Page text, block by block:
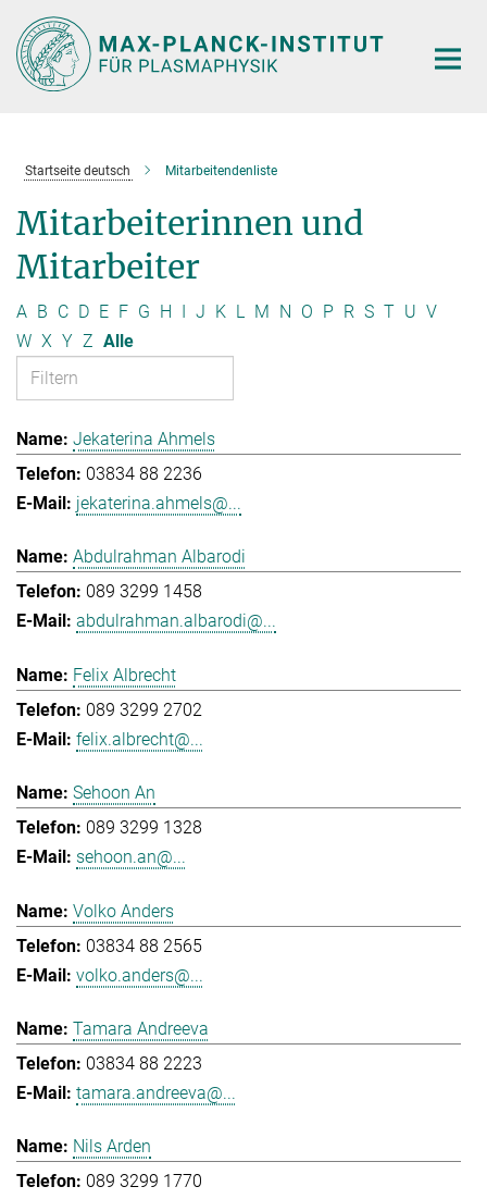
Hauptinhalt
Startseite deutsch Mitarbeitendenliste
Mitarbeiterinnen und
Mitarbeiter
A B C D E F G H I J K L M N O P R S T U V
W X Y Z Alle
Jekaterina Ahmels
03834 88 2236
jekaterina.ahmels@...
Abdulrahman Albarodi
089 3299 1458
abdulrahman.albarodi@...
Felix Albrecht
089 3299 2702
felix.albrecht@...
Sehoon An
089 3299 1328
sehoon.an@...
Volko Anders
03834 88 2565
volko.anders@...
Tamara Andreeva
03834 88 2223
tamara.andreeva@...
Nils Arden
089 3299 1770